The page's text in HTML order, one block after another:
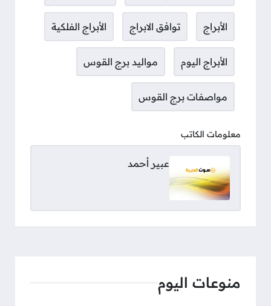
الأبراج توافق الابراج الأبراج الفلكية
الأبراج اليوم مواليد برج القوس
مواصفات برج القوس
معلومات الكاتب
عبير أحمد
منوعات اليوم